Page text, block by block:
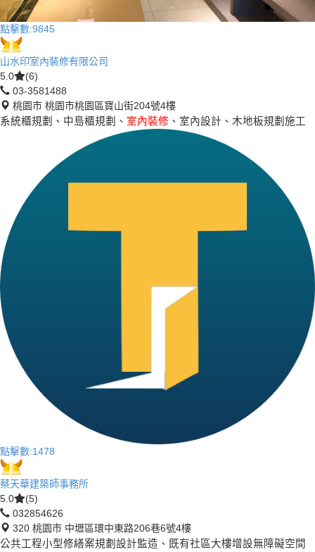
點擊數:9845
山水印室內裝修有限公司
5.0
(6)
03-3581488
桃園市 桃園市桃園區寶山街204號4樓
系統櫃規劃、中島櫃規劃、 室內裝修 、室內設計、木地板規劃施工
點擊數:1478
蔡天華建築師事務所
5.0
(5)
032854626
320 桃園市 中壢區環中東路206巷6號4樓
公共工程小型修繕案規劃設計監造、既有社區大樓增設無障礙空間